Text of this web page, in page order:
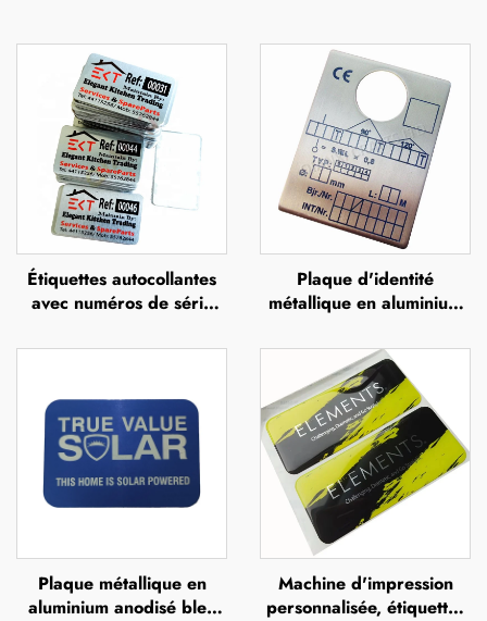
Étiquettes autocollantes
avec numéros de série
support adhésif en
Plaque d'identité
métallique en aluminium
gravée, imprimée UV,
sérigraphiée ou par
impression offset, plaque
métallique en relief
Plaque métallique en
aluminium anodisé bleu
Machine d'impression
personnalisée, étiquettes